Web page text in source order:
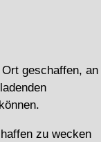
geschaffen, an
zu wecken